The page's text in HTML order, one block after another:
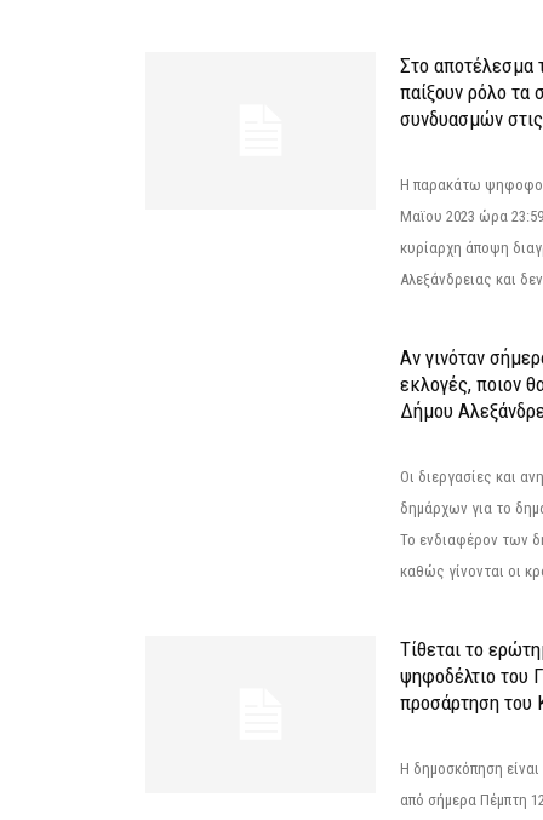
Στο αποτέλεσμα
παίξουν ρόλο τα
συνδυασμών
Η παρακάτω
Μαϊου 2023 ώρα
κυρίαρχη άποψη
Αλεξάνδρειας και
Αν γινόταν
εκλογές, ποιον
Δήμου
Οι διεργασίες και
δημάρχων για το
Το ενδιαφέρον των
καθώς γίνονται οι
Τίθεται το
ψηφοδέλτιο του
προσάρτηση του
Η δημοσκόπηση
από σήμερα Πέμπτη